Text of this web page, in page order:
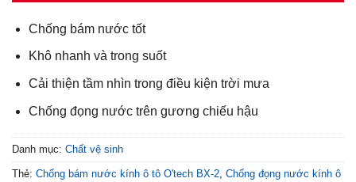
Chống bám nước tốt
Khô nhanh và trong suốt
Cải thiện tầm nhìn trong điều kiện trời mưa
Chống đọng nước trên gương chiếu hậu
Danh mục: Chất vệ sinh
Thẻ: Chống bám nước kính ô tô O'tech BX-2, Chống đọng nước kính ô